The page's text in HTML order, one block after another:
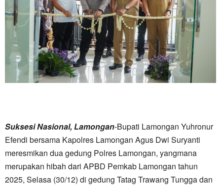
Suksesi Nasional, Lamongan-Bupati Lamongan Yuhronur
Efendi bersama Kapolres Lamongan Agus Dwi Suryanti
meresmikan dua gedung Polres Lamongan, yangmana
merupakan hibah dari APBD Pemkab Lamongan tahun
2025, Selasa (30/12) di gedung Tatag Trawang Tungga dan